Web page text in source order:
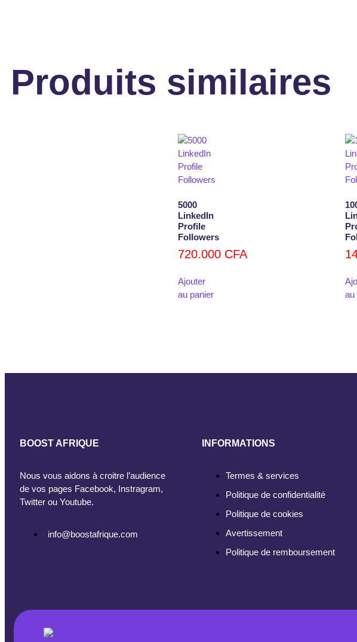
Produits similaires
5000
LinkedIn
Profile
Followers
720.000 CFA
Ajouter
au panier
au
BOOST AFRIQUE
Nous vous aidons à croitre l’audience
de vos pages Facebook, Instragram,
Twitter ou Youtube.
info@boostafrique.com
INFORMATIONS
Termes & services
Politique de confidentialité
Politique de cookies
Avertissement
Politique de remboursement